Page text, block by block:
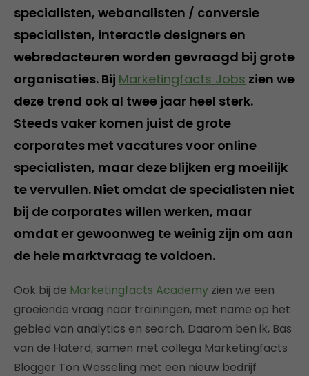
specialisten, webanalisten / conversie
specialisten, interactie designers en
webredacteuren worden gevraagd bij grote
organisaties. Bij Marketingfacts Jobs zien we
deze trend ook al twee jaar heel sterk.
Steeds vaker komen juist de grote
corporates met vacatures voor online
specialisten, maar deze blijken erg moeilijk
te vervullen. Niet omdat de specialisten niet
bij de corporates willen werken, maar
omdat er gewoonweg te weinig zijn om aan
de hele marktvraag te voldoen.
Ook bij de Marketingfacts Academy zien we een
groeiende vraag naar trainingen, met name op het
gebied van analytics en search. Daarom ben ik, Bas
van de Haterd, samen met collega Marketingfacts
Blogger Ton Wesseling met een nieuw bedrijf